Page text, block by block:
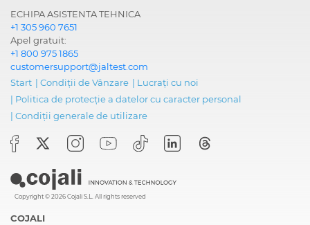
ECHIPA ASISTENTA TEHNICA
+1 305 960 7651
Apel gratuit:
+1 800 975 1865
customersupport@jaltest.com
Start | Condiții de Vânzare | Lucrați cu noi
| Politica de protecție a datelor cu caracter personal
| Condiții generale de utilizare
Copyright © 2026 Cojali S.L. All rights reserved
COJALI